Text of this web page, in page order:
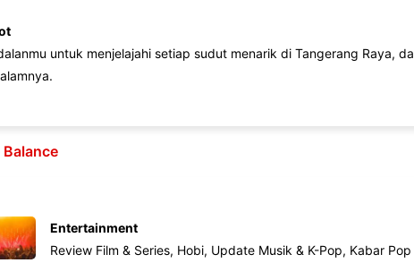
untuk menjelajahi setiap sudut menarik di Tangerang Raya,
Balance
Entertainment
Review Film & Series, Hobi, Update Musik & K-Pop, Kabar